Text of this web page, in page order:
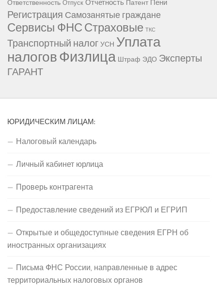
Ответственность Отпуск Патент
Регистрация Самозанятые граждане
Сервисы ФНССтраховые ТКС
Транспортный налогУСН Уплата
налоговФизлица Штраф ЭДО Эксперты
ГАРАНТ
ЮРИДИЧЕСКИМ ЛИЦАМ:
Налоговый календарь
Личный кабинет юрлица
Проверь контрагента
Предоставление сведений из ЕГРЮЛ и ЕГРИП
Открытые и общедоступные сведения ЕГРН об
иностранных организациях
Письма ФНС России, направленные в адрес
территориальных налоговых органов